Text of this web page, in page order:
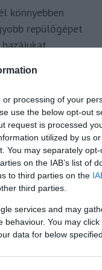
processing of your
use the below opt-out
request is processed
utilized by us
You may separately
on the IAB’s list of
to third parties on the
third parties.
services and may
behaviour. You may
data for below
könnyebben
repülőgépet
hogy mielőbb
szomszédos
minden
de mint vállalat is
kényszerülők